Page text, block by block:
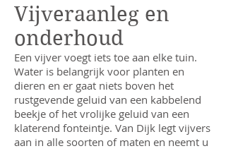
Vijveraanleg en
onderhoud
Een vijver voegt iets toe aan elke tuin.
Water is belangrijk voor planten en
dieren en er gaat niets boven het
rustgevende geluid van een kabbelend
beekje of het vrolijke geluid van een
klaterend fonteintje. Van Dijk legt vijvers
aan in alle soorten of maten en neemt u